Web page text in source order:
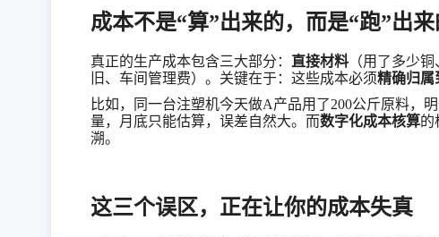
成本不是“算”出来的，而是“跑”出
真正的生产成本包含三大部分： 直接材料 （用了多少
旧、车间管理费）。关键在于：这些成本必须精确归属
比如，同一台注塑机今天做A产品用了200公斤原料，
量，月底只能估算，误差自然大。而数字化成本核算的
溯。
这三个误区，正在让你的成本失真